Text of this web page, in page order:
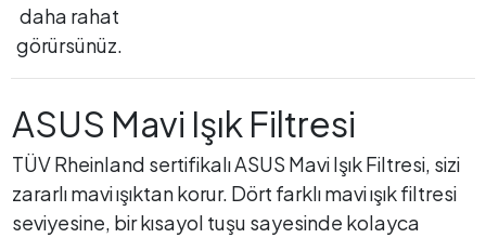
daha rahat
görürsünüz.
ASUS Mavi Işık Filtresi
TÜV Rheinland sertifikalı ASUS Mavi Işık Filtresi, sizi
zararlı mavi ışıktan korur. Dört farklı mavi ışık filtresi
seviyesine, bir kısayol tuşu sayesinde kolayca